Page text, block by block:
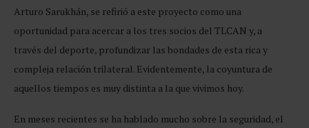
Arturo Sarukhán, se refirió a este proyecto como una
oportunidad para acercar a los tres socios del TLCAN y, a
través del deporte, profundizar las bondades de esta rica y
compleja relación trilateral. Evidentemente, la coyuntura de
aquellos tiempos es muy distinta a la que vivimos hoy.
En meses recientes se ha hablado mucho sobre la seguridad, el